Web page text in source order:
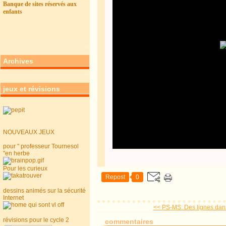
Banque de sites réservés aux
enfants
Archives
jeux et révisions
NOUVEAUX JEUX
pour " professeur Tournesol
"en herbe
Pour les curieux
dessins animés sur la sécurité
Internet
révisions pour le cycle 2
Repost 0
<< PS-MS: Des lignes
commentaires